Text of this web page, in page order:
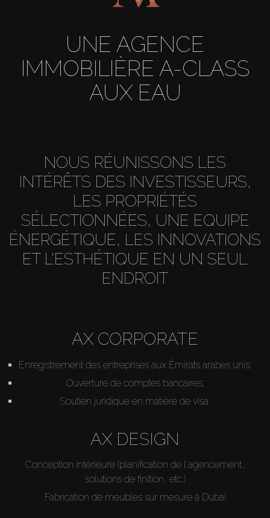
UNE AGENCE
IMMOBILIÈRE A-CLASS
AUX EAU
NOUS RÉUNISSONS LES
INTÉRÊTS DES INVESTISSEURS,
LES PROPRIÉTÉS
SÉLECTIONNÉES, UNE EQUIPE
ÉNERGÉTIQUE, LES INNOVATIONS
ET L’ESTHÉTIQUE EN UN SEUL
ENDROIT
AX CORPORATE
Enregistrement des entreprises aux Émirats arabes unis;
Ouverture de comptes bancaires;
Soutien juridique en matière de visa.
AX DESIGN
Conception intérieure (planification de l'agencement,
solutions de finition, etc.)
Fabrication de meubles sur mesure à Dubaï